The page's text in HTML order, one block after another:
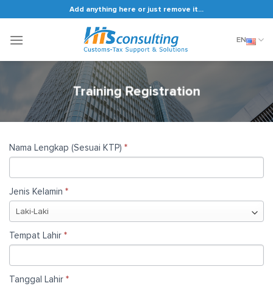
to
content
Add anything here or just remove it...
EN
Training Registration
HISLEARNING
FORM
Nama Lengkap (Sesuai KTP) *
Jenis Kelamin *
Tempat Lahir *
Tanggal Lahir *